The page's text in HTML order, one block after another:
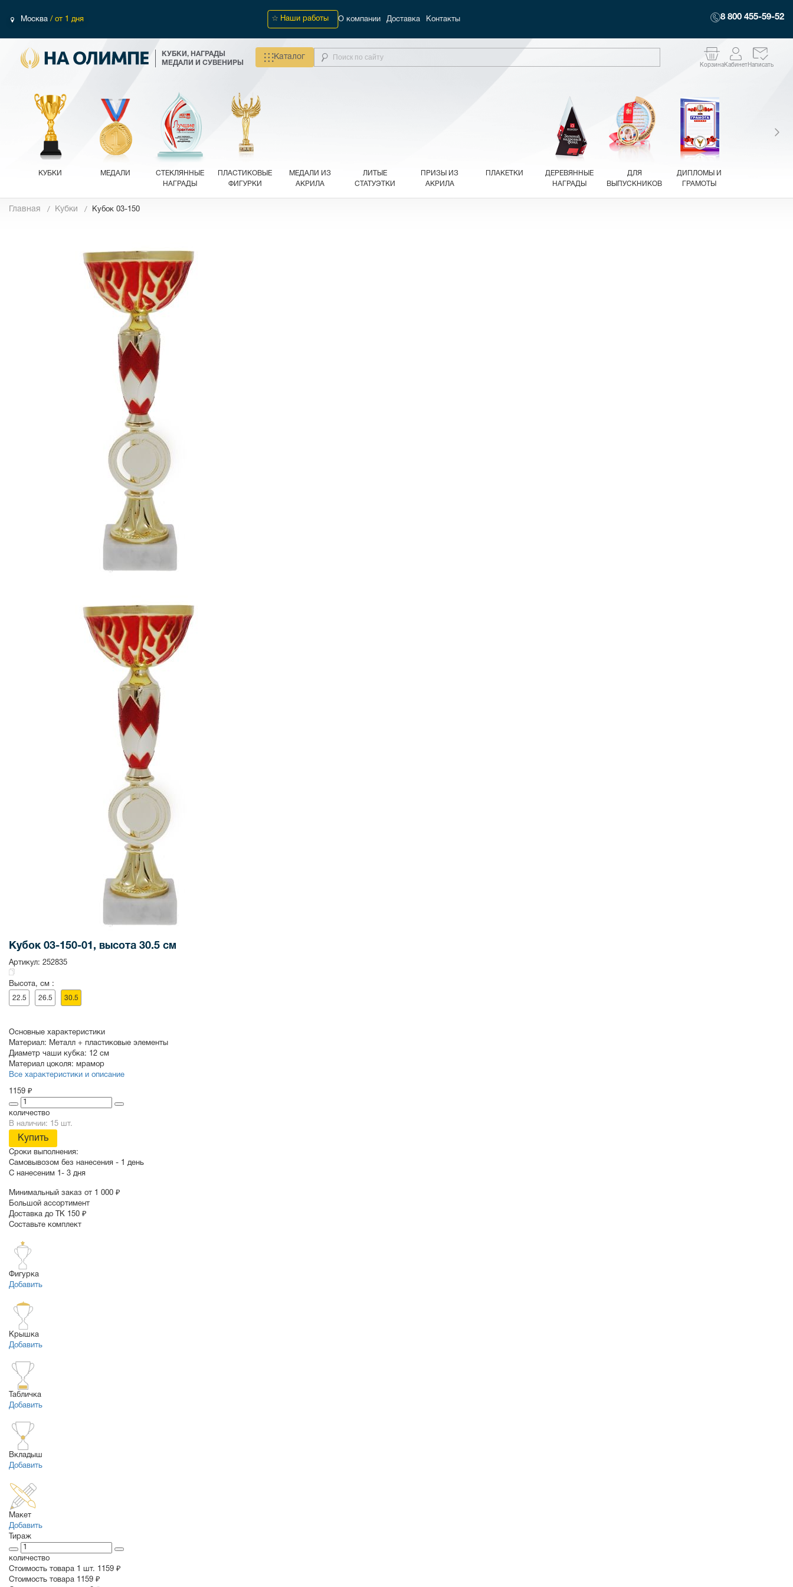
Москва / от 1 дня Наши работы О компании Доставка Контакты 8 800 455-59-52
КУБКИ, НАГРАДЫ
МЕДАЛИ И СУВЕНИРЫ
Каталог
КорзинаКабинетНаписать
КУБКИ МЕДАЛИ
СТЕКЛЯННЫЕ
НАГРАДЫ
ПЛАСТИКОВЫЕ
ФИГУРКИ
МЕДАЛИ ИЗ
АКРИЛА
ЛИТЫЕ
СТАТУЭТКИ
ПРИЗЫ ИЗ
АКРИЛА
ПЛАКЕТКИ
ДЕРЕВЯННЫЕ
НАГРАДЫ
ДЛЯ
ВЫПУСКНИКОВ
ДИПЛОМЫ И
ГРАМОТЫ
РАСПРОДАЖА
ПОИСК ПО
Главная Кубки Кубок 03-150
Кубок 03-150-01, высота 30.5 см
Артикул: 252835
Высота, см :
22.5 26.5 30.5
Основные характеристики
Материал: Металл + пластиковые элементы
Диаметр чаши кубка: 12 см
Материал цоколя: мрамор
Все характеристики и описание
1159 ₽
количество
В наличии: 15 шт.
Купить
Сроки выполнения:
Самовывозом без нанесения - 1 день
С нанесеним 1- 3 дня
Минимальный заказ от 1 000 ₽
Большой ассортимент
Доставка до ТК 150 ₽
Составьте комплект
Фигурка
Добавить
Крышка
Добавить
Табличка
Добавить
Вкладыш
Добавить
Макет
Добавить
Тираж
количество
Стоимость товара 1 шт. 1159 ₽
Cтоимость товара 1159 ₽